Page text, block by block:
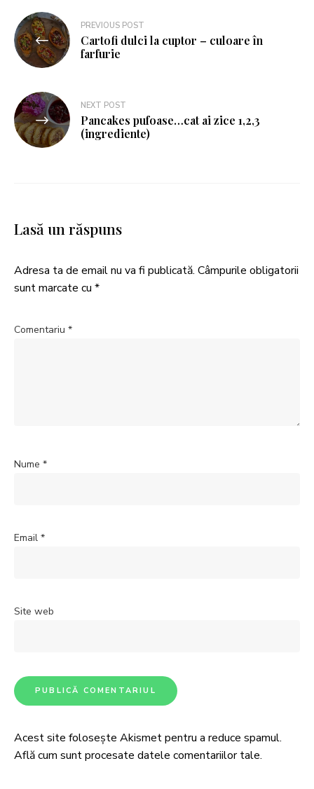
PREVIOUS POST
Cartofi dulci la cuptor – culoare în
farfurie
NEXT POST
Pancakes pufoase…cat ai zice 1,2,3
(ingrediente)
Lasă un răspuns
Adresa ta de email nu va fi publicată. Câmpurile obligatorii
sunt marcate cu *
Comentariu *
Nume *
Email *
Site web
Acest site folosește Akismet pentru a reduce spamul.
Află cum sunt procesate datele comentariilor tale.